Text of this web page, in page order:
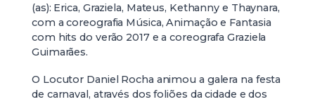
(as): Erica, Graziela, Mateus, Kethanny e Thaynara,
com a coreografia Música, Animação e Fantasia
com hits do verão 2017 e a coreografa Graziela
Guimarães.
O Locutor Daniel Rocha animou a galera na festa
de carnaval, através dos foliões da cidade e dos